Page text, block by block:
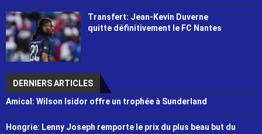
Transfert: Jean-Kevin Duverne
quitte définitivement le FC Nantes
DERNIERS ARTICLES
Amical: Wilson Isidor offre un trophée à Sunderland
Hongrie: Lenny Joseph remporte le prix du plus beau but du